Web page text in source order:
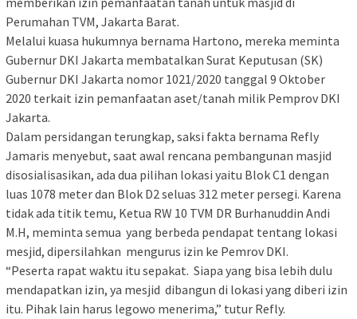
Perumahan TVM, Jakarta Barat.
Melalui kuasa hukumnya bernama Hartono, mereka meminta
Gubernur DKI Jakarta membatalkan Surat Keputusan (SK)
Gubernur DKI Jakarta nomor 1021/2020 tanggal 9 Oktober
2020 terkait izin pemanfaatan aset/tanah milik Pemprov DKI
Jakarta.
Dalam persidangan terungkap, saksi fakta bernama Refly
Jamaris menyebut, saat awal rencana pembangunan masjid
disosialisasikan, ada dua pilihan lokasi yaitu Blok C1 dengan
luas 1078 meter dan Blok D2 seluas 312 meter persegi. Karena
tidak ada titik temu, Ketua RW 10 TVM DR Burhanuddin Andi
M.H, meminta semua yang berbeda pendapat tentang lokasi
mesjid, dipersilahkan mengurus izin ke Pemrov DKI.
“Peserta rapat waktu itu sepakat. Siapa yang bisa lebih dulu
mendapatkan izin, ya mesjid dibangun di lokasi yang diberi izin
itu. Pihak lain harus legowo menerima,” tutur Refly.